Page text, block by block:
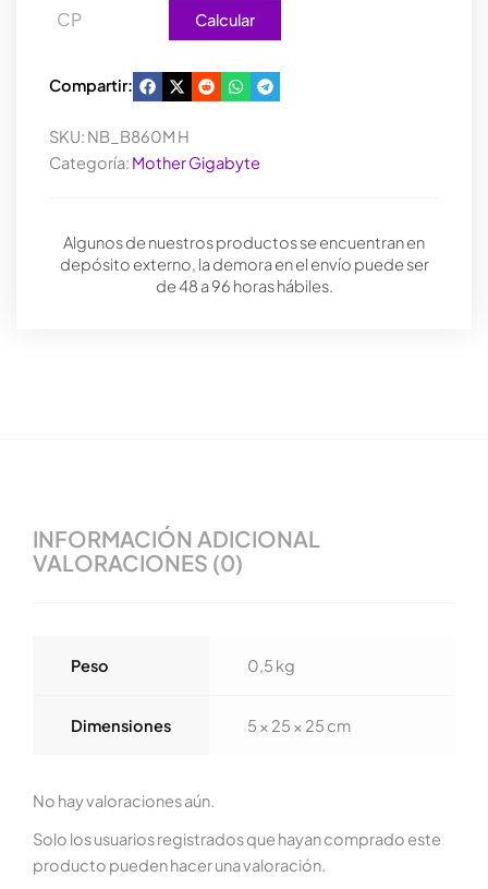
Calcular
Compartir:
SKU: NB_B860M H
Categoría: Mother Gigabyte
Algunos de nuestros productos se encuentran en
depósito externo, la demora en el envío puede ser
de 48 a 96 horas hábiles.
INFORMACIÓN ADICIONAL
VALORACIONES (0)
Peso 0,5 kg
Dimensiones 5 × 25 × 25 cm
No hay valoraciones aún.
Solo los usuarios registrados que hayan comprado este
producto pueden hacer una valoración.